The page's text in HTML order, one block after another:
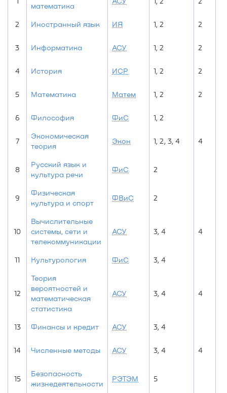
математика
2 Иностранный язык ИЯ 1, 2 2
3 Информатика АСУ 1, 2 2
4 История ИСР 1, 2 2
5 Математика Матем 1, 2 2
6 Философия ФиС 1, 2
7
Экономическая
теория
Экон 1, 2, 3, 4 4
8
Русский язык и
культура речи
ФиС 2
9
Физическая
культура и спорт
ФВиС 2
10
Вычислительные
системы, сети и
телекоммуникации
АСУ 3, 4 4
11 Культурология ФиС 3, 4
12
Теория
вероятностей и
математическая
статистика
АСУ 3, 4 4
13 Финансы и кредит АСУ 3, 4
14 Численные методы АСУ 3, 4 4
15
Безопасность
жизнедеятельности
РЭТЭМ 5